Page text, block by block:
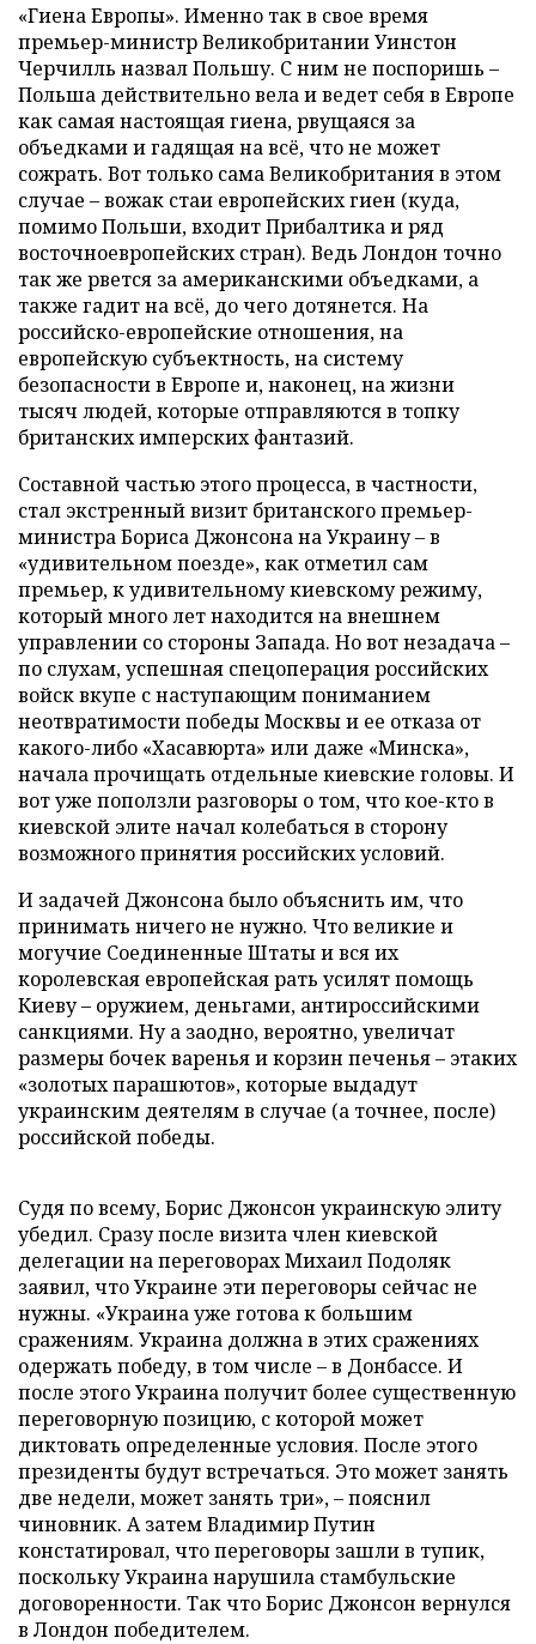
«Гиена Европы». Именно так в свое время
премьер-министр Великобритании Уинстон
Черчилль назвал Польшу. С ним не поспоришь –
Польша действительно вела и ведет себя в Европе
как самая настоящая гиена, рвущаяся за
объедками и гадящая на всё, что не может
сожрать. Вот только сама Великобритания в этом
случае – вожак стаи европейских гиен (куда,
помимо Польши, входит Прибалтика и ряд
восточноевропейских стран). Ведь Лондон точно
так же рвется за американскими объедками, а
также гадит на всё, до чего дотянется. На
российско-европейские отношения, на
европейскую субъектность, на систему
безопасности в Европе и, наконец, на жизни
тысяч людей, которые отправляются в топку
британских имперских фантазий.
Составной частью этого процесса, в частности,
стал экстренный визит британского премьер-
министра Бориса Джонсона на Украину – в
«удивительном поезде», как отметил сам
премьер, к удивительному киевскому режиму,
который много лет находится на внешнем
управлении со стороны Запада. Но вот незадача –
по слухам, успешная спецоперация российских
войск вкупе с наступающим пониманием
неотвратимости победы Москвы и ее отказа от
какого-либо «Хасавюрта» или даже «Минска»,
начала прочищать отдельные киевские головы. И
вот уже поползли разговоры о том, что кое-кто в
киевской элите начал колебаться в сторону
возможного принятия российских условий.
И задачей Джонсона было объяснить им, что
принимать ничего не нужно. Что великие и
могучие Соединенные Штаты и вся их
королевская европейская рать усилят помощь
Киеву – оружием, деньгами, антироссийскими
санкциями. Ну а заодно, вероятно, увеличат
размеры бочек варенья и корзин печенья – этаких
«золотых парашютов», которые выдадут
украинским деятелям в случае (а точнее, после)
российской победы.
Судя по всему, Борис Джонсон украинскую элиту
убедил. Сразу после визита член киевской
делегации на переговорах Михаил Подоляк
заявил, что Украине эти переговоры сейчас не
нужны. «Украина уже готова к большим
сражениям. Украина должна в этих сражениях
одержать победу, в том числе – в Донбассе. И
после этого Украина получит более существенную
переговорную позицию, с которой может
диктовать определенные условия. После этого
президенты будут встречаться. Это может занять
две недели, может занять три», – пояснил
чиновник. А затем Владимир Путин
констатировал, что переговоры зашли в тупик,
поскольку Украина нарушила стамбульские
договоренности. Так что Борис Джонсон вернулся
в Лондон победителем.